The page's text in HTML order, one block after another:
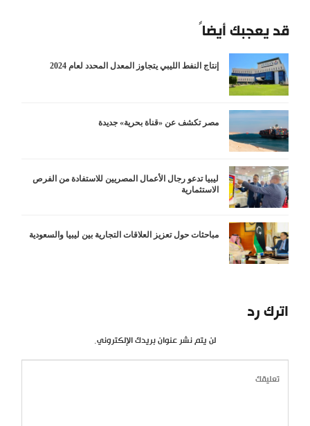
قد يعجبك أيضاً
إنتاج النفط الليبي يتجاوز المعدل المحدد لعام 2024
مصر تكشف عن «قناة بحرية» جديدة
ليبيا تدعو رجال الأعمال المصريين للاستفادة من الفرص
الاستثمارية
مباحثات حول تعزيز العلاقات التجارية بين ليبيا والسعودية
اترك رد
لن يتم نشر عنوان بريدك الإلكتروني.